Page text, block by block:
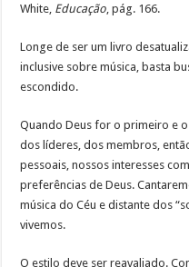
White, Educação , pág. 166.
Longe de ser um livro
inclusive sobre música, basta
escondido.
Quando Deus for o primeiro e
dos líderes, dos membros,
pessoais, nossos interesses
preferências de Deus.
música do Céu e distante dos
vivemos.
O estilo deve ser reavaliado.